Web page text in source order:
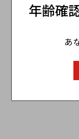
Winery NEIRO
（税込）
年齢確
あ